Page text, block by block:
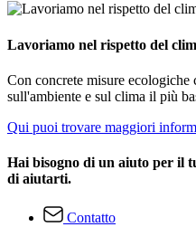
Lavoriamo nel rispetto del
Con concrete misure
sull'ambiente e sul clima il più
Qui puoi trovare maggiori
Hai bisogno di un aiuto per il
di aiutarti.
Contatto